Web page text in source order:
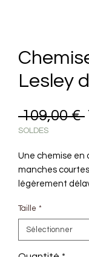
Lesley
109,00 €
SOLDES
Une chemise en
manches
légèrement
sur ton sur la
et facile.
- 100 % Coton
Taille *
Sélectionner